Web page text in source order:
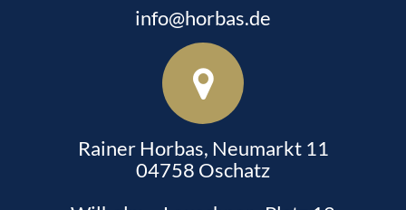
info@horbas.de
Rainer Horbas, Neumarkt 11
04758 Oschatz